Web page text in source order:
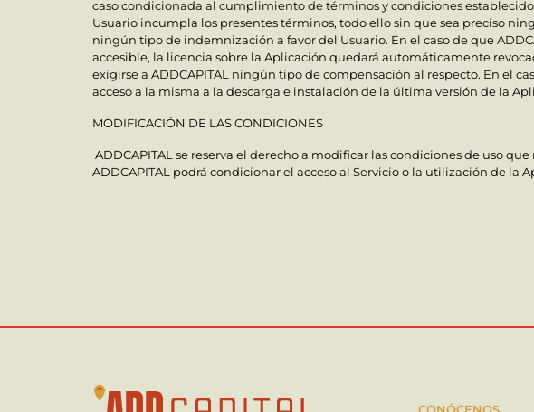
caso condicionada al cumplimiento de términos y condiciones
Usuario incumpla los presentes términos, todo ello sin que sea preciso
ningún tipo de indemnización a favor del Usuario. En el caso de que
accesible, la licencia sobre la Aplicación quedará automáticamente
exigirse a ADDCAPITAL ningún tipo de compensación al respecto. En el
acceso a la misma a la descarga e instalación de la última versión de la
MODIFICACIÓN DE LAS CONDICIONES
ADDCAPITAL se reserva el derecho a modificar las condiciones de uso
ADDCAPITAL podrá condicionar el acceso al Servicio o la utilización de la